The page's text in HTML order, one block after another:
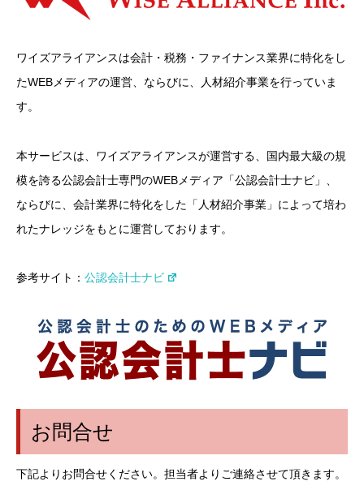
ワイズアライアンスは会計・税務・ファイナンス業界に特化をし
たWEBメディアの運営、ならびに、人材紹介事業を行っていま
す。
本サービスは、ワイズアライアンスが運営する、国内最大級の規
模を誇る公認会計士専門のWEBメディア「公認会計士ナビ」、
ならびに、会計業界に特化をした「人材紹介事業」によって培わ
れたナレッジをもとに運営しております。
参考サイト： 公認会計士ナビ
お問合せ
下記よりお問合せください。担当者よりご連絡させて頂きます。